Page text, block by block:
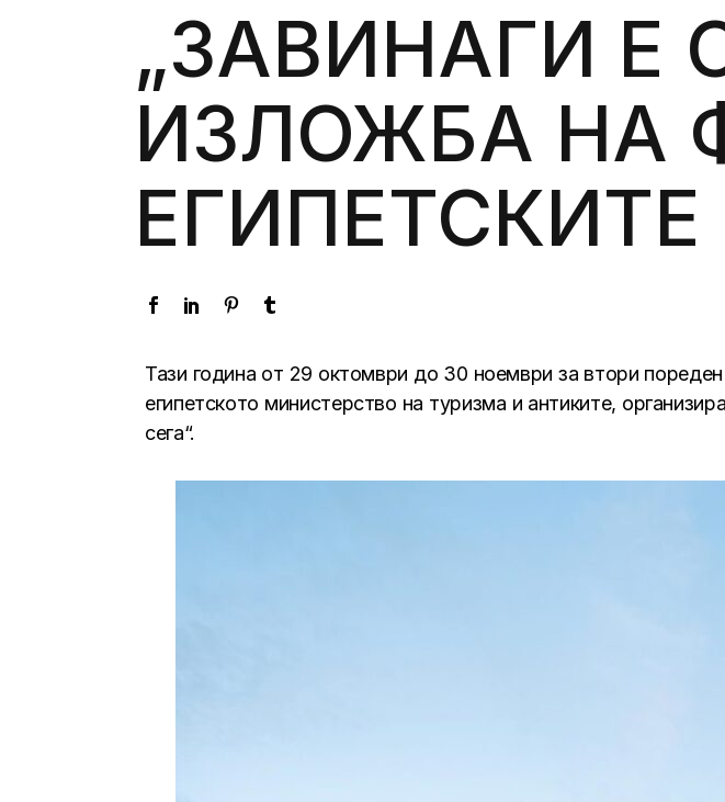
„ЗАВИНАГИ Е
ИЗЛОЖБА НА
Тази година от 29 октомври до 30 ноември за втори
египетското министерство на туризма и антиките,
сега“.